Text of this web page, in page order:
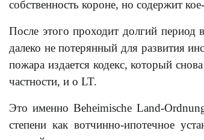
собственность короне, но содержит
После этого проходит долгий период
далеко не потерянный для развития
пожара издается кодекс, который
частности, и о LT.
Это именно Beheimische Land-
степени как вотчинно-ипотечное